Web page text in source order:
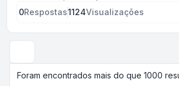
0Respostas1124Visualizações
Foram encontrados mais do que 1000